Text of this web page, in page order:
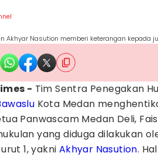
Akhyar Nasution memberi keterangan kepada
- Tim Sentra Penegakan
Kota Medan
Panwascam Medan Deli,
yang diduga dilakukan
1, yakni Akhyar Nasution.